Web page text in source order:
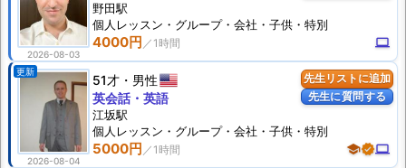
2026-08-03
4000円 computer
野田駅
個人 レッスン ・グループ・会社・子供・特別
先生リストに追加
先生に質問する
更新
2026-08-04
51才 男性
5000円 schoolverifiedcomputer
英会話・英語
江坂駅
個人 レッスン ・グループ・会社・子供・特別